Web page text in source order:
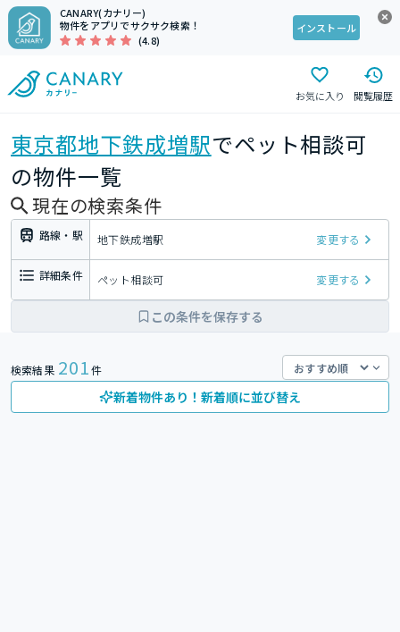
CANARY(カナリー)
物件をアプリでサクサク検索！
(4.8)
インストール
お気に入り 閲覧履歴
東京都地下鉄成増駅でペット相談可
の物件一覧
現在の検索条件
路線・駅 地下鉄成増駅 変更する
詳細条件 ペット相談可 変更する
この条件を保存する
検索結果 201件
新着物件あり！新着順に並び替え